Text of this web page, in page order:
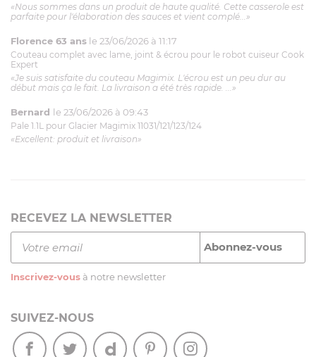
«Nous sommes dans un produit de haute qualité. Cette casserole est
parfaite pour l'élaboration des sauces et vient complé...»
Florence 63 ans le 23/06/2026 à 11:17
Couteau complet avec lame, joint & écrou pour le robot cuiseur Cook
Expert
«Je suis satisfaite du couteau Magimix. L'écrou est un peu dur au
début mais ça le fait. La livraison a été très rapide. ...»
Bernard le 23/06/2026 à 09:43
Pale 1.1L pour Glacier Magimix 11031/121/123/124
«Excellent: produit et livraison»
RECEVEZ LA NEWSLETTER
Inscrivez-vous à notre newsletter
SUIVEZ-NOUS